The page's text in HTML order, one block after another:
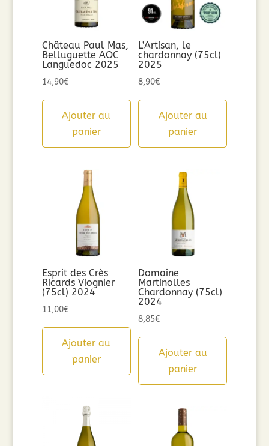
Château Paul Mas,
Belluguette AOC
Languedoc 2025
14,90€
Ajouter au
panier
L’Artisan, le
chardonnay (75cl)
2025
8,90€
Ajouter au
panier
Esprit des Crès
Ricards Viognier
(75cl) 2024
11,00€
Ajouter au
panier
Domaine
Martinolles
Chardonnay (75cl)
2024
8,85€
Ajouter au
panier